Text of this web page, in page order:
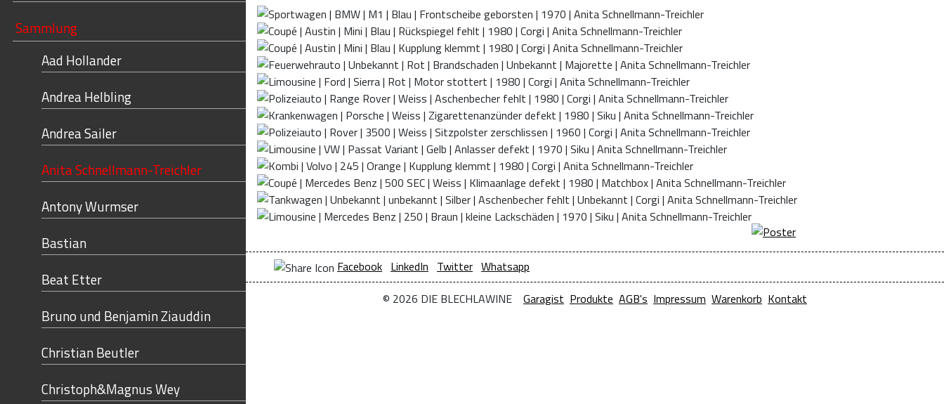
Sammlung
Aad Hollander
Andrea Helbling
Andrea Sailer
Anita Schnellmann-Treichler
Antony Wurmser
Bastian
Beat Etter
Bruno und Benjamin Ziauddin
Christian Beutler
Christoph&Magnus Wey
Facebook LinkedIn Twitter Whatsapp
© 2026 DIE BLECHLAWINE Garagist Produkte AGB's Impressum Warenkorb Kontakt